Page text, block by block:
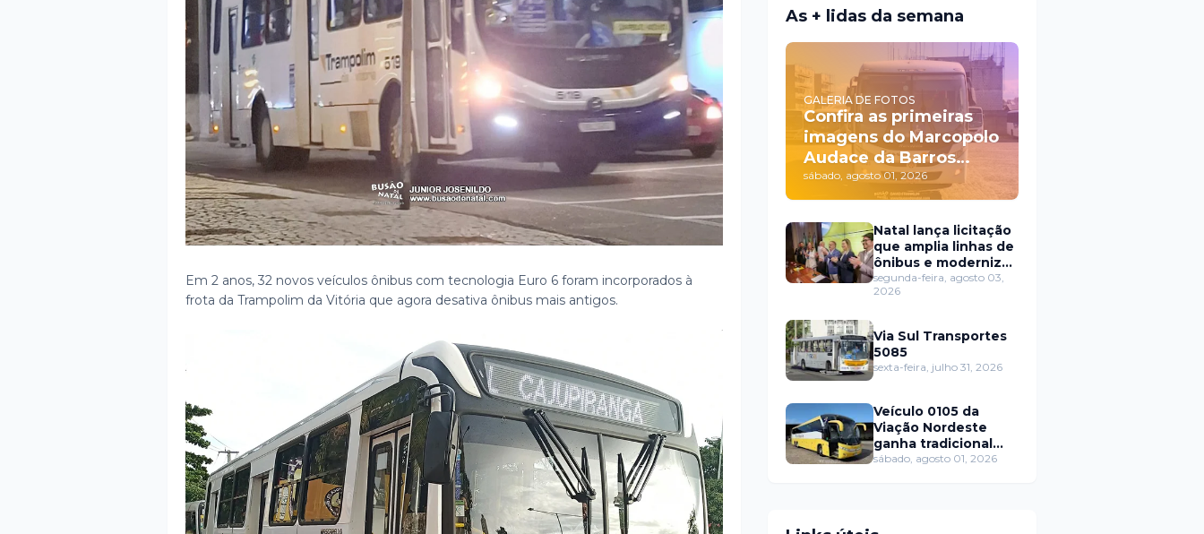
Em 2 anos, 32 novos veículos ônibus com tecnologia Euro 6 foram incorporados à
frota da Trampolim da Vitória que agora desativa ônibus mais antigos.
As + lidas da semana
GALERIA DE FOTOS
Confira as primeiras
imagens do Marcopolo
Audace da Barros
Frete Tur
sábado, agosto 01, 2026
Natal lança licitação
que amplia linhas de
ônibus e moderniza
o transporte público
segunda-feira, agosto 03,
2026
Via Sul Transportes
5085
sexta-feira, julho 31, 2026
Veículo 0105 da
Viação Nordeste
ganha tradicional
layout da empresa
sábado, agosto 01, 2026